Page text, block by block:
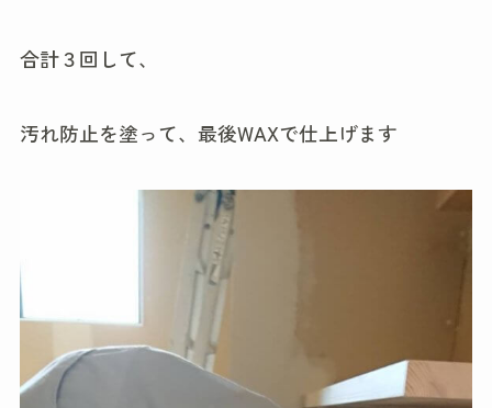
合計３回して、
汚れ防止を塗って、最後WAXで仕上げます